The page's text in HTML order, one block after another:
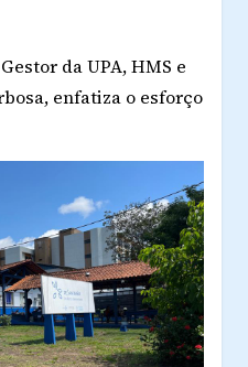
da UPA, HMS e
enfatiza o esforço